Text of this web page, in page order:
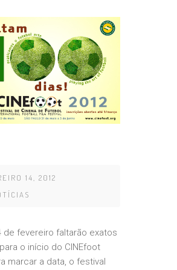
14, 2012
de fevereiro faltarão exatos
o início do CINEfoot
marcar a data, o festival